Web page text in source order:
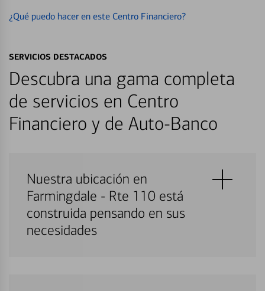
¿Qué puedo hacer en este Centro Financiero?
SERVICIOS DESTACADOS
Descubra una gama completa
de servicios en Centro
Financiero y de Auto-Banco
Nuestra ubicación en
Farmingdale - Rte 110 está
construida pensando en sus
necesidades